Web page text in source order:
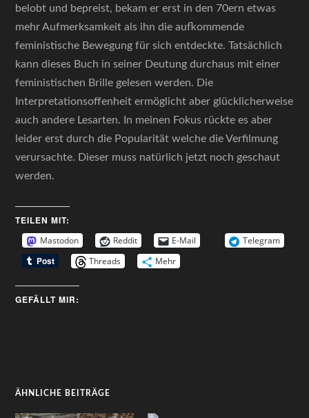
belobt und bepreist, bekam er erst in den 70ern etwas
mehr Aufmerksamkeit als ihn die aufkommende
feministische Bewegung für sich entdeckte. Tatsächlich
kann dieses Buch in seiner Deutung durchaus mit einer
feministischen Brille gelesen werden. Die
Interpretationsoffenheit ermöglicht aber glücklicherweise
auch andere Lesarten. In meinen Fokus rückte es aber
leider erst durch die Popularität welche die Verfilmung
verursachte. Dieser muss natürlich jetzt noch geschaut
werden.
TEILEN MIT:
Mastodon Reddit E-Mail
Telegram
Threads
Mehr
GEFÄLLT MIR:
ÄHNLICHE BEITRÄGE